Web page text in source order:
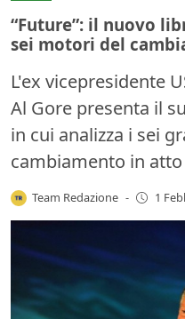
“Future”: il nuovo
sei motori del
L'ex vicepresidente
Al Gore presenta il
in cui analizza i sei
cambiamento in
Team Redazione - 1